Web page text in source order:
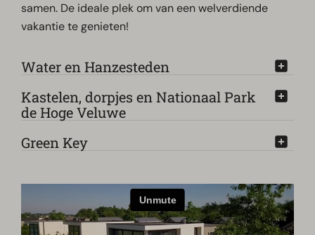
samen. De ideale plek om van een welverdiende
vakantie te genieten!
Water en Hanzesteden
Kastelen, dorpjes en Nationaal Park
de Hoge Veluwe
Green Key